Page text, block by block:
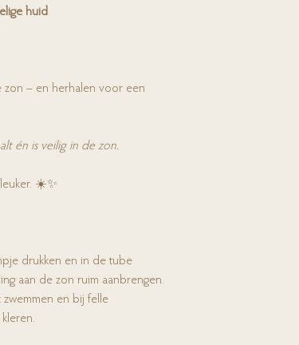
huid
– en herhalen voor een
én is veilig in de zon.
☀️✨
drukken en in de tube
aan de zon ruim aanbrengen.
zwemmen en bij felle